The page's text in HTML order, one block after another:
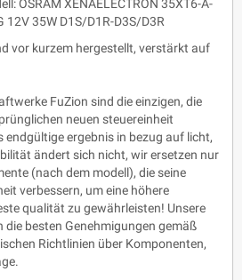
OSRAM XENAELECTRON 35XT6-A-
12V 35W D1S/D1R-D3S/D3R
vor kurzem hergestellt, verstärkt auf
FuZion sind die einzigen, die
neuen steuereinheit
endgültige ergebnis in bezug auf licht,
ändert sich nicht, wir ersetzen nur
(nach dem modell), die seine
verbessern, um eine höhere
qualität zu gewährleisten! Unsere
die besten Genehmigungen gemäß
Richtlinien über Komponenten,